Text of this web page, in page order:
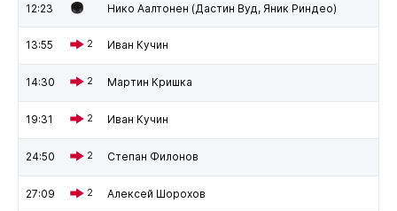
12:23 Нико Аалтонен (Дастин Вуд, Яник Риндео)
13:55 2 Иван Кучин
14:30 2 Мартин Кришка
19:31 2 Иван Кучин
24:50 2 Степан Филонов
27:09 2 Алексей Шорохов